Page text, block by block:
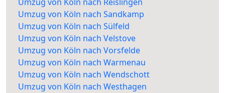
Umzug von Köln nach Sandkamp
Umzug von Köln nach Sülfeld
Umzug von Köln nach Velstove
Umzug von Köln nach Vorsfelde
Umzug von Köln nach Warmenau
Umzug von Köln nach Wendschott
Umzug von Köln nach Westhagen